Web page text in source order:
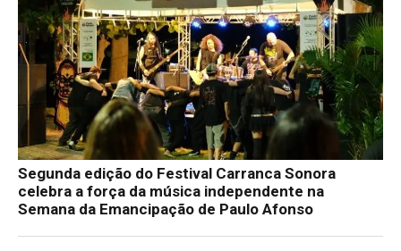
Segunda edição do Festival Carranca Sonora
celebra a força da música independente na
Semana da Emancipação de Paulo Afonso